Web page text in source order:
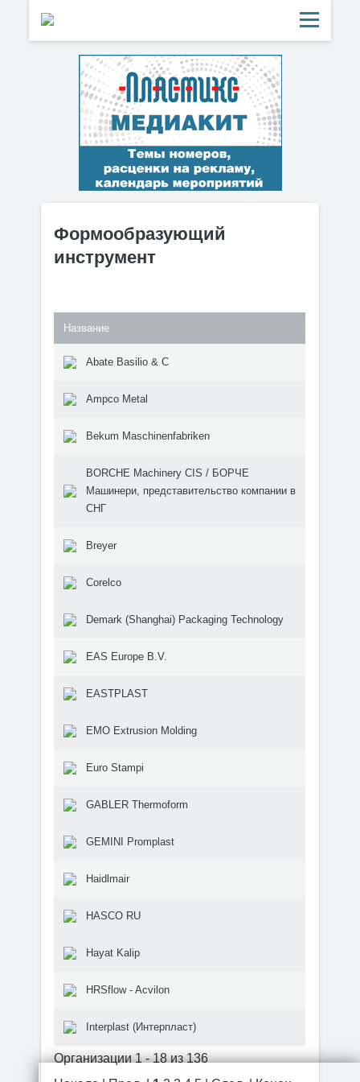
Формообразующий
инструмент
Название
Abate Basilio & C
Ampco Metal
Bekum Maschinenfabriken
BORCHE Machinery CIS / БОРЧЕ
Машинери, представительство компании в
СНГ
Breyer
Corelco
Demark (Shanghai) Packaging Technology
EAS Europe B.V.
EASTPLAST
EMO Extrusion Molding
Euro Stampi
GABLER Thermoform
GEMINI Promplast
Haidlmair
HASCO RU
Hayat Kalip
HRSflow - Acvilon
Interplast (Интерпласт)
Организации 1 - 18 из 136